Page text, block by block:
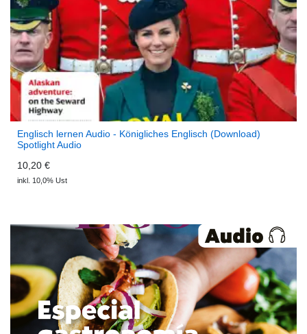
Englisch lernen Audio - Königliches Englisch (Download)
Spotlight Audio
10,20 €
inkl. 10,0% Ust